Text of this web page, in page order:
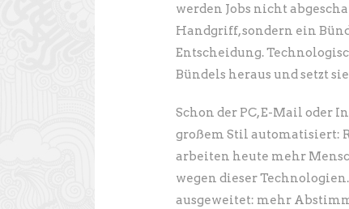
werden Jobs nicht
Handgriff, sondern ein
Entscheidung.
Bündels heraus und setzt
Schon der PC, E-Mail oder
großem Stil automatisiert:
arbeiten heute mehr
wegen dieser
ausgeweitet: mehr